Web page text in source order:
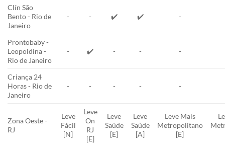
Clín São
Bento - Rio de
Janeiro
- - ✔️ ✔️ -
Prontobaby -
Leopoldina -
Rio de Janeiro
- ✔️ - - -
Criança 24
Horas - Rio de
Janeiro
- - - - -
Zona Oeste -
RJ
Leve
Fácil
[N]
Leve
On
RJ
[E]
Leve
Saúde
[E]
Leve
Saúde
[A]
Leve Mais
Metropolitano
[E]